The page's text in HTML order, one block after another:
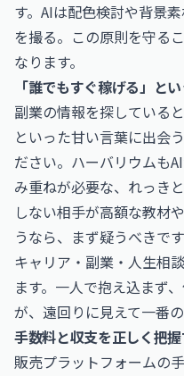
す。AIは配色検討や背景
を撮る。この原則を守る
なります。
「誰でもすぐ稼げる」と
副業の情報を探している
といった甘い言葉に出会
ださい。ハーバリウムも
み重ねが必要な、れっき
しない相手が高額な教材
うなら、まず疑うべきで
キャリア・副業・人生相
ます。一人で抱え込まず
が、遠回りに見えて一番の
手数料と収支を正しく把
販売プラットフォームの